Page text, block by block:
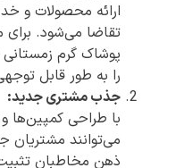
ارائه محصولات و
تقاضا می‌شود. برای
پوشاک گرم
را به طور قابل
جذب مشتری جدید:
با طراحی کمپین‌ها
می‌توانند مشتریان
ذهن مخاطبان